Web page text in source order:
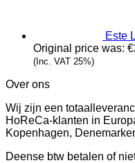
Este
Original price was:
(Inc. VAT 25%)
Over ons
Wij zijn een
HoReCa-klanten in
Kopenhagen,
Deense btw betalen of